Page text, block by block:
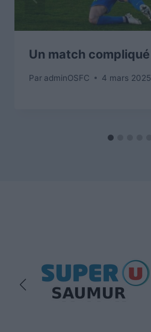
Un match
Par adminOSFC 4 mars 2025